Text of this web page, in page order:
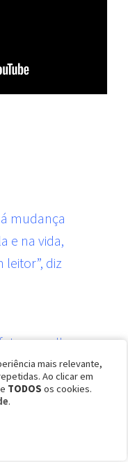
mudança
e na vida,
diz
melhor
podcast Papo
das
mais relevante,
Ao clicar em
TODOS os cookies.
.